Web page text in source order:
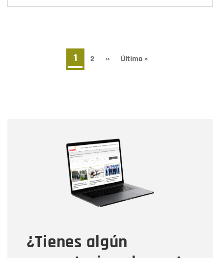
Página
actual
1 Page
2
Siguiente
››
Última
Último »
¿Tienes algún
Correo electrónico
Tipo de comentario
Mensaje